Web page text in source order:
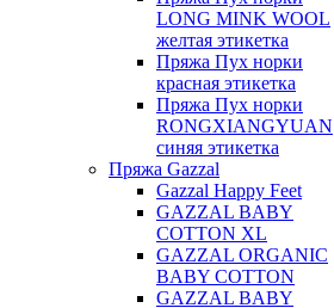
LONG MINK WOOL
желтая этикетка
Пряжа Пух норки
красная этикетка
Пряжа Пух норки
RONGXIANGYUAN
синяя этикетка
Пряжа Gazzal
Gazzal Happy Feet
GAZZAL BABY
COTTON XL
GAZZAL ORGANIC
BABY COTTON
GAZZAL BABY